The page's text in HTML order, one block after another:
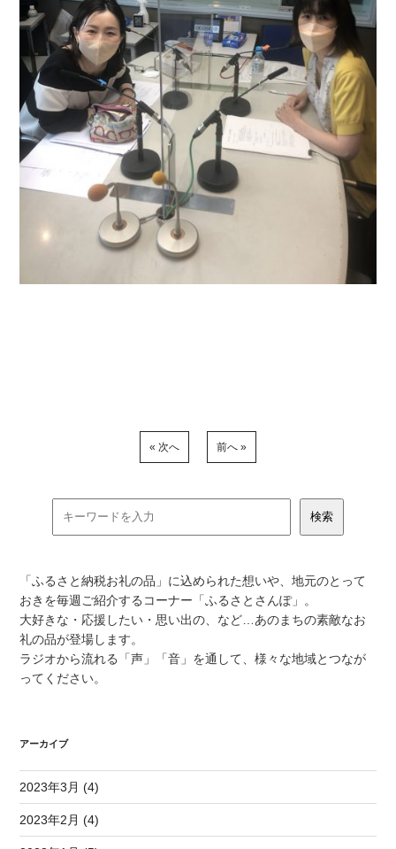
« 次へ 前へ »
「ふるさと納税お礼の品」に込められた想いや、地元のとって
おきを毎週ご紹介するコーナー「ふるさとさんぽ」。
大好きな・応援したい・思い出の、など…あのまちの素敵なお
礼の品が登場します。
ラジオから流れる「声」「音」を通して、様々な地域とつなが
ってください。
アーカイブ
2023年3月 (4)
2023年2月 (4)